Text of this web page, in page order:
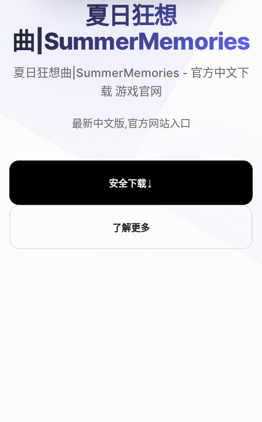
夏日狂想
曲|SummerMemories
夏日狂想曲|SummerMemories - 官方中文下
载 游戏官网
最新中文版,官方网站入口
安全下载↓
了解更多